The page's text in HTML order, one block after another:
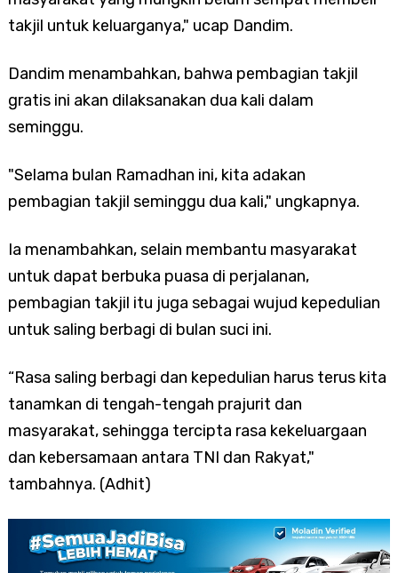
takjil untuk keluarganya," ucap Dandim.
Dandim menambahkan, bahwa pembagian takjil
gratis ini akan dilaksanakan dua kali dalam
seminggu.
"Selama bulan Ramadhan ini, kita adakan
pembagian takjil seminggu dua kali," ungkapnya.
Ia menambahkan, selain membantu masyarakat
untuk dapat berbuka puasa di perjalanan,
pembagian takjil itu juga sebagai wujud kepedulian
untuk saling berbagi di bulan suci ini.
“Rasa saling berbagi dan kepedulian harus terus kita
tanamkan di tengah-tengah prajurit dan
masyarakat, sehingga tercipta rasa kekeluargaan
dan kebersamaan antara TNI dan Rakyat,"
tambahnya. (Adhit)